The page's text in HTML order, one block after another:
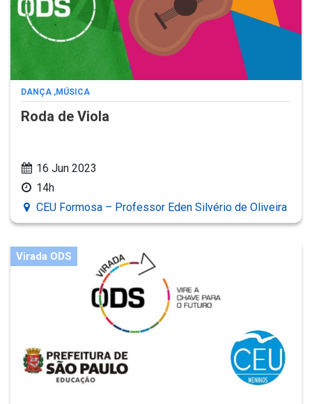
DANÇA ,MÚSICA
Roda de Viola
16 Jun 2023
14h
CEU Formosa – Professor Eden Silvério de Oliveira
Virada ODS